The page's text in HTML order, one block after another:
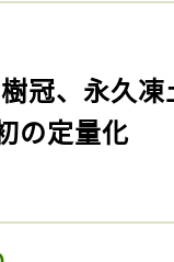
樹冠、永久
の定量化